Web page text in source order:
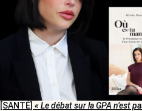
[SANTÉ] « Le débat sur la GPA n’est